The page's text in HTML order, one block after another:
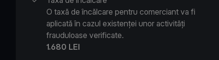
O taxă de încălcare pentru comerciant va fi
aplicată în cazul existenței unor activități
frauduloase verificate.
1.680 LEI